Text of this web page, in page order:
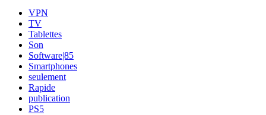
VPN
TV
Tablettes
Son
Software|85
Smartphones
seulement
Rapide
publication
PS5